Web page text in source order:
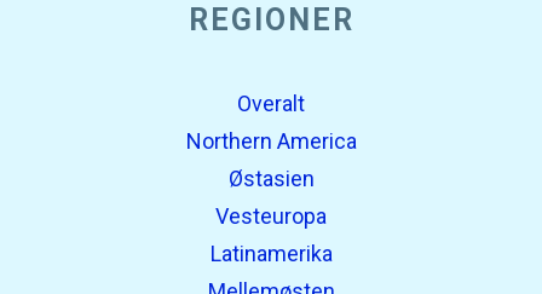
REGIONER
Overalt
Northern America
Østasien
Vesteuropa
Latinamerika